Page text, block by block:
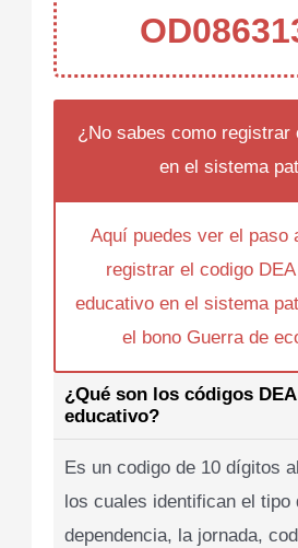
¿No sabes como registrar
en el sistema
Aquí puedes ver el paso
registrar el codigo DEA
educativo en el sistema
el bono Guerra de
¿Qué son los códigos
educativo?
Es un codigo de 10 dígitos
los cuales identifican el tipo
dependencia, la jornada,